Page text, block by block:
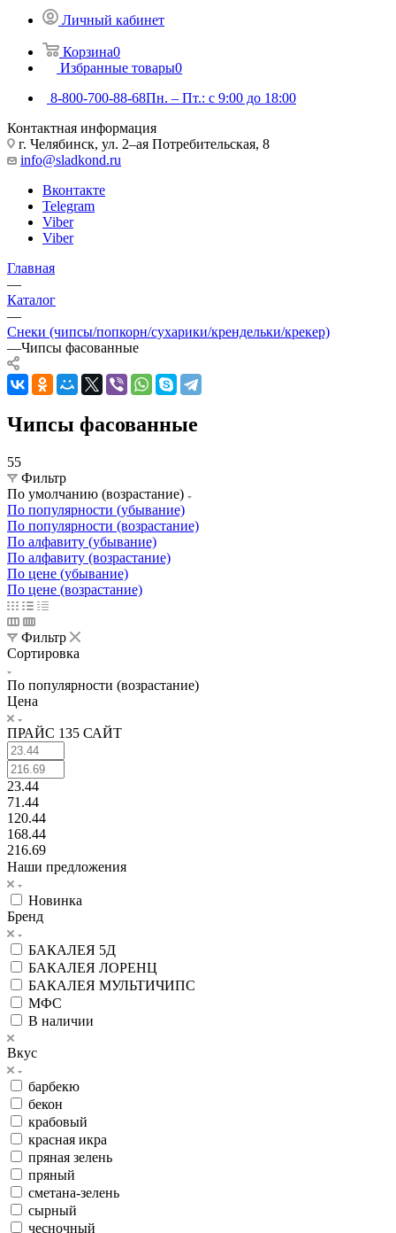
Личный кабинет
Корзина0
Избранные товары0
8-800-700-88-68Пн. – Пт.: с 9:00 до 18:00
Контактная информация
г. Челябинск, ул. 2–ая Потребительская, 8
info@sladkond.ru
Вконтакте
Telegram
Viber
Viber
Главная
—
Каталог
—
Снеки (чипсы/попкорн/сухарики/крендельки/крекер)
—Чипсы фасованные
Чипсы фасованные
55
Фильтр
По умолчанию (возрастание)
По популярности (убывание)
По популярности (возрастание)
По алфавиту (убывание)
По алфавиту (возрастание)
По цене (убывание)
По цене (возрастание)
Фильтр
Сортировка
По популярности (возрастание)
Цена
ПРАЙС 135 САЙТ
23.44
71.44
120.44
168.44
216.69
Наши предложения
Новинка
Бренд
БАКАЛЕЯ 5Д
БАКАЛЕЯ ЛОРЕНЦ
БАКАЛЕЯ МУЛЬТИЧИПС
МФС
В наличии
Вкус
барбекю
бекон
крабовый
красная икра
пряная зелень
пряный
сметана-зелень
сырный
чесночный